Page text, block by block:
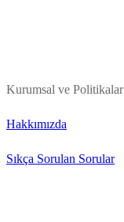
Kurumsal ve Politikalar
Hakkımızda
Sıkça Sorulan Sorular